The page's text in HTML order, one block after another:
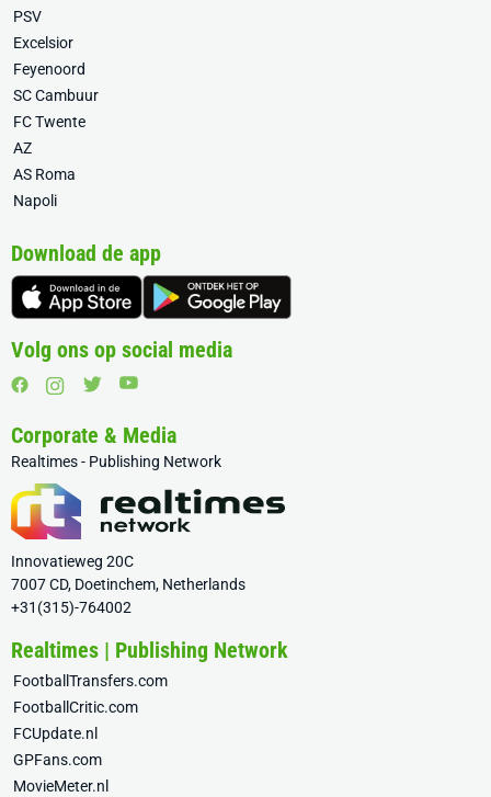
PSV
Excelsior
Feyenoord
SC Cambuur
FC Twente
AZ
AS Roma
Napoli
Download de app
Volg ons op social media
Corporate & Media
Realtimes - Publishing Network
Innovatieweg 20C
7007 CD, Doetinchem, Netherlands
+31(315)-764002
Realtimes | Publishing Network
FootballTransfers.com
FootballCritic.com
FCUpdate.nl
GPFans.com
MovieMeter.nl